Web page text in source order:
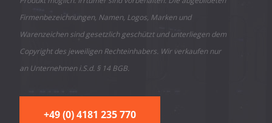
Firmenbezeichnungen, Namen, Logos, Marken und
Warenzeichen sind gesetzlich geschützt und unterliegen dem
Copyright des jeweiligen Rechteinhabers. Wir verkaufen nur
an Unternehmen i.S.d. § 14 BGB.
+49 (0) 4181 235 770